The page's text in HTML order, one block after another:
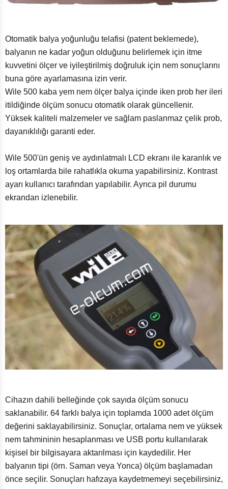
Otomatik balya yoğunluğu telafisi (patent beklemede),
balyanın ne kadar yoğun olduğunu belirlemek için itme
kuvvetini ölçer ve iyileştirilmiş doğruluk için nem sonuçlarını
buna göre ayarlamasına izin verir.
Wile 500 kaba yem nem ölçer balya içinde iken prob her ileri
itildiğinde ölçüm sonucu otomatik olarak güncellenir.
Yüksek kaliteli malzemeler ve sağlam paslanmaz çelik prob,
dayanıklılığı garanti eder.
Wile 500'ün geniş ve aydınlatmalı LCD ekranı ile karanlık ve
loş ortamlarda bile rahatlıkla okuma yapabilirsiniz. Kontrast
ayarı kullanıcı tarafından yapılabilir. Ayrıca pil durumu
ekrandan izlenebilir.
Cihazın dahili belleğinde çok sayıda ölçüm sonucu
saklanabilir. 64 farklı balya için toplamda 1000 adet ölçüm
değerini saklayabilirsiniz. Sonuçlar, ortalama nem ve yüksek
nem tahmininin hesaplanması ve USB portu kullanılarak
kişisel bir bilgisayara aktarılması için kaydedilir. Her
balyanın tipi (örn. Saman veya Yonca) ölçüm başlamadan
önce seçilir. Sonuçları hafızaya kaydetmemeyi seçebilirsiniz,